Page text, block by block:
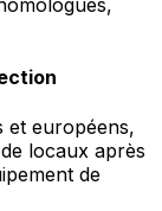
et européens,
locaux après
de